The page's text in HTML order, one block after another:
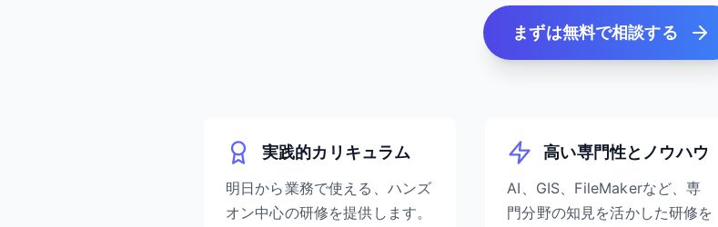
まずは無料で相談する
実践的カリキュラム
明日から業務で使える、ハンズ
オン中心の研修を提供します。
高い専門性とノウハウ
AI、GIS、FileMakerなど、専
門分野の知見を活かした研修を